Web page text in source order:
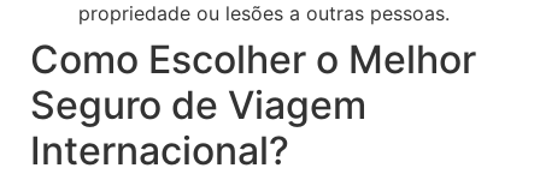
propriedade ou lesões a outras pessoas.
Como Escolher o Melhor
Seguro de Viagem
Internacional?